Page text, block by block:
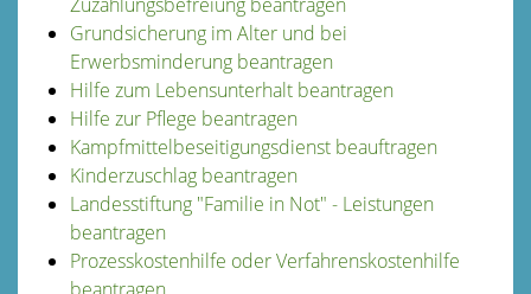
Grundsicherung im Alter und bei
Erwerbsminderung beantragen
Hilfe zum Lebensunterhalt beantragen
Hilfe zur Pflege beantragen
Kampfmittelbeseitigungsdienst beauftragen
Kinderzuschlag beantragen
Landesstiftung "Familie in Not" - Leistungen
beantragen
Prozesskostenhilfe oder Verfahrenskostenhilfe
beantragen